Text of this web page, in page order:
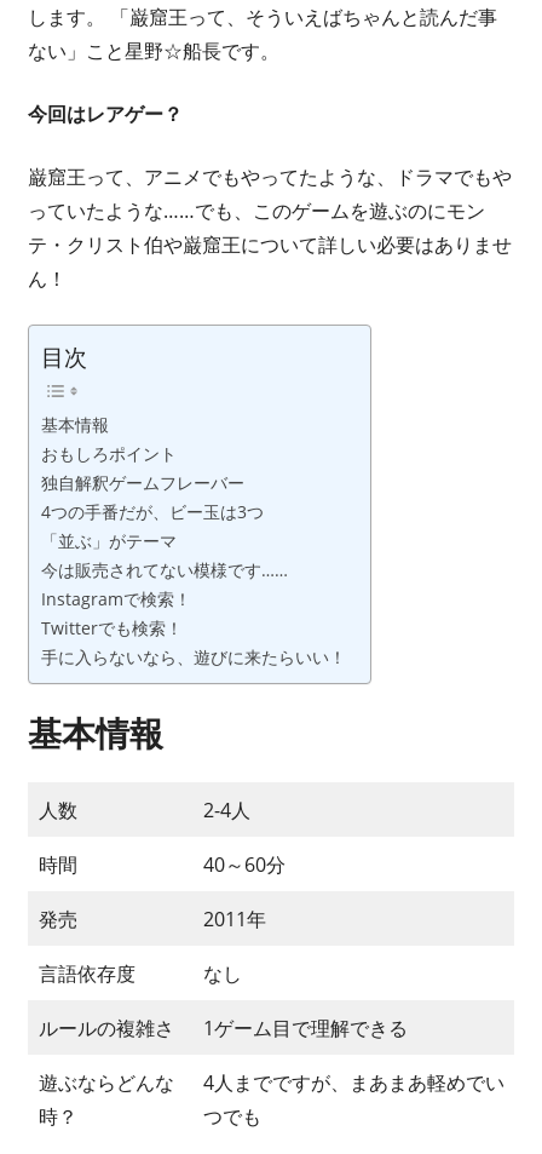
し
な
ら、
終
的
に
は
ー
ド
ゲ
ー
ム
カ
フ
と
開
業
し
て
ま
ま
します。 「巌窟王って、そういえばちゃんと読んだ事
ない」こと星野☆船長です。
今回はレアゲー？
巌窟王って、アニメでもやってたような、ドラマでもや
っていたような……でも、このゲームを遊ぶのにモン
テ・クリスト伯や巌窟王について詳しい必要はありませ
ん！
目次
基本情報
おもしろポイント
独自解釈ゲームフレーバー
4つの手番だが、ビー玉は3つ
「並ぶ」がテーマ
今は販売されてない模様です……
Instagramで検索！
Twitterでも検索！
手に入らないなら、遊びに来たらいい！
基本情報
人数 2-4人
時間 40～60分
発売 2011年
言語依存度 なし
ルールの複雑さ 1ゲーム目で理解できる
遊ぶならどんな
時？
4人までですが、まあまあ軽めでい
つでも